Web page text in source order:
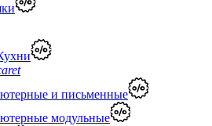
и письменные
модульные